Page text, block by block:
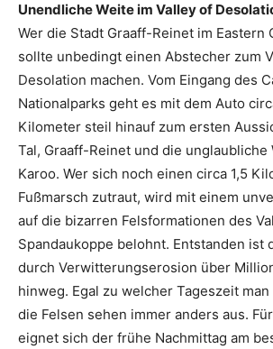
Unendliche Weite im Valley of
Wer die Stadt Graaff-Reinet im Eastern
sollte unbedingt einen Abstecher zum
Desolation machen. Vom Eingang des
Nationalparks geht es mit dem Auto
Kilometer steil hinauf zum ersten
Tal, Graaff-Reinet und die unglaubliche
Karoo. Wer sich noch einen circa 1,5
Fußmarsch zutraut, wird mit einem
auf die bizarren Felsformationen des
Spandaukoppe belohnt. Entstanden ist
durch Verwitterungserosion über
hinweg. Egal zu welcher Tageszeit
die Felsen sehen immer anders aus.
eignet sich der frühe Nachmittag am